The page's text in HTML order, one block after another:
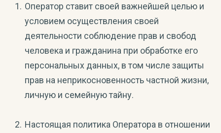
Оператор ставит своей важнейшей целью и
условием осуществления своей
деятельности соблюдение прав и свобод
человека и гражданина при обработке его
персональных данных, в том числе защиты
прав на неприкосновенность частной жизни,
личную и семейную тайну.
Настоящая политика Оператора в отношении